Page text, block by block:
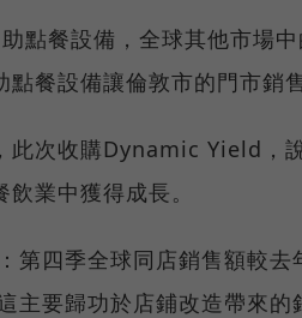
點餐設備，全球其他市場
餐設備讓倫敦市的門市銷
此次收購Dynamic Yield，
業中獲得成長。
第四季全球同店銷售額較去
要歸功於店鋪改造帶來的